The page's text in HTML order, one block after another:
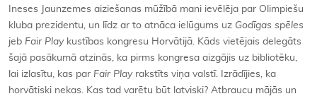
Ineses Jaunzemes aiziešanas mūžībā mani ievēlēja par Olimpiešu
kluba prezidentu, un līdz ar to atnāca ielūgums uz Godīgas spēles
jeb Fair Playkustības kongresu Horvātijā. Kāds vietējais delegāts
šajā pasākumā atzinās, ka pirms kongresa aizgājis uz bibliotēku,
lai izlasītu, kas par Fair Play rakstīts viņa valstī. Izrādījies, ka
horvātiski nekas. Kas tad varētu būt latviski? Atbraucu mājās un